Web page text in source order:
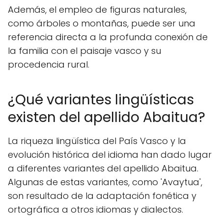
Además, el empleo de figuras naturales,
como árboles o montañas, puede ser una
referencia directa a la profunda conexión de
la familia con el paisaje vasco y su
procedencia rural.
¿Qué variantes lingüísticas
existen del apellido Abaitua?
La riqueza lingüística del País Vasco y la
evolución histórica del idioma han dado lugar
a diferentes variantes del apellido Abaitua.
Algunas de estas variantes, como 'Avaytua',
son resultado de la adaptación fonética y
ortográfica a otros idiomas y dialectos.